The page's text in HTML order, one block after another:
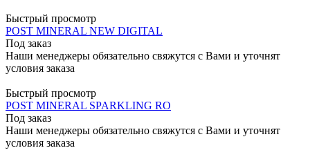
Быстрый просмотр
POST MINERAL NEW DIGITAL
Под заказ
Наши менеджеры обязательно свяжутся с Вами и уточнят
условия заказа
Быстрый просмотр
POST MINERAL SPARKLING RO
Под заказ
Наши менеджеры обязательно свяжутся с Вами и уточнят
условия заказа